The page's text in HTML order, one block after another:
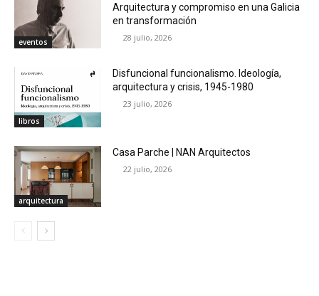
eventos
Arquitectura y compromiso en una Galicia
en transformación
28 julio, 2026
libros
Disfuncional funcionalismo. Ideología,
arquitectura y crisis, 1945-1980
23 julio, 2026
arquitectura
Casa Parche | NAN Arquitectos
22 julio, 2026